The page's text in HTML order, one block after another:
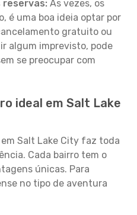
reservas: Às vezes, os
é uma boa ideia optar por
gratuito ou
algum imprevisto, pode
se preocupar com
ideal em Salt Lake
Salt Lake City faz toda
Cada bairro tem o
únicas. Para
no tipo de aventura